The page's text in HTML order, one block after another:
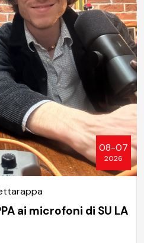
08-07
2026
ai microfoni di SU LA